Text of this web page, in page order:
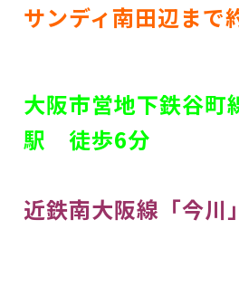
サンディ南田辺まで
大阪市営地下鉄谷町
駅 徒歩6分
近鉄南大阪線「今